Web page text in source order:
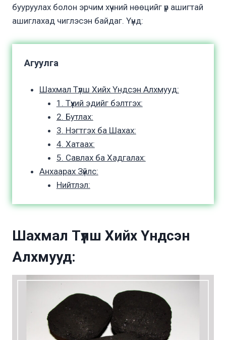
бууруулах болон эрчим хүчний нөөцийг үр ашигтай
ашиглахад чиглэсэн байдаг. Үүнд:
Агуулга
Шахмал Түлш Хийх Үндсэн Алхмууд:
1. Түүхий эдийг бэлтгэх:
2. Бутлах:
3. Нэгтгэх ба Шахах:
4. Хатаах:
5. Савлах ба Хадгалах:
Анхаарах Зүйлс:
Нийтлэл:
Шахмал Түлш Хийх Үндсэн
Алхмууд: